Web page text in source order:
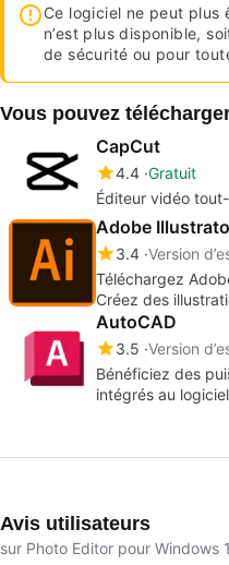
Ce logiciel ne peut plus
n’est plus disponible,
de sécurité ou pour
Vous pouvez
CapCut
4.4 Gratuit
Éditeur vidéo
Adobe
3.4 Version
Téléchargez
Créez des
précision
AutoCAD
3.5 Version
Bénéficiez des
intégrés au
Avis utilisateurs
sur Photo Editor pour Windows